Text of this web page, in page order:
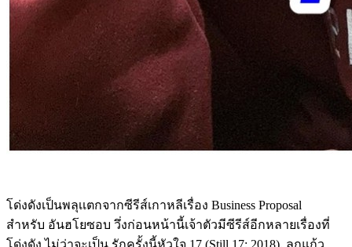
โด่งดังเป็นพลุเเตกจากซีรีส์เกาหลีเรื่อง Business Proposal
สำหรับ อันฮโยซอบ วึ่งก่อนหน้านี้เจ้าตัวมีซีรีส์อีกหลายเรื่องที่
โด่งดัง ไม่ว่าจะเป็น รักครั้งนี้หัวใจ 17 (Still 17; 2018), ลูกแก้ว